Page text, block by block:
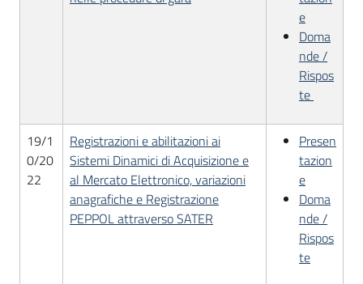
e
Doma
nde /
Rispos
te
19/1
0/20
22
Registrazioni e abilitazioni ai
Sistemi Dinamici di Acquisizione e
al Mercato Elettronico, variazioni
anagrafiche e Registrazione
PEPPOL attraverso SATER
Presen
tazion
e
Doma
nde /
Rispos
te